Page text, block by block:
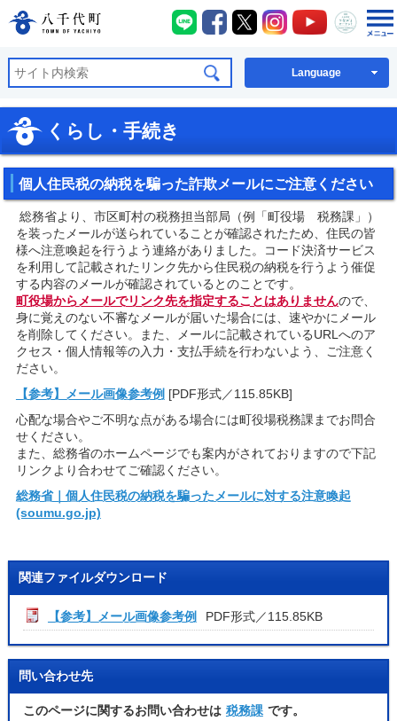
八千代町公式ホームページ
八千代町LINE
八千代町Facebook
八千代町X八千代町Instagram
八千代町
八千
Language
くらし・手続き
個人住民税の納税を騙った詐欺メールにご注意ください
総務省より、市区町村の税務担当部局（例「町役場 税務課」）
を装ったメールが送られていることが確認されたため、住民の皆
様へ注意喚起を行うよう連絡がありました。コード決済サービス
を利用して記載されたリンク先から住民税の納税を行うよう催促
する内容のメールが確認されているとのことです。
町役場からメールでリンク先を指定することはありませんので、
身に覚えのない不審なメールが届いた場合には、速やかにメール
を削除してください。また、メールに記載されているURLへのア
クセス・個人情報等の入力・支払手続を行わないよう、ご注意く
ださい。
【参考】メール画像参考例 [PDF形式／115.85KB]
心配な場合やご不明な点がある場合には町役場税務課までお問合
せください。
また、総務省のホームページでも案内がされておりますので下記
リンクより合わせてご確認ください。
総務省｜個人住民税の納税を騙ったメールに対する注意喚起
(soumu.go.jp)
関連ファイルダウンロード
【参考】メール画像参考例 PDF形式／115.85KB
問い合わせ先
このページに関するお問い合わせは 税務課 です。